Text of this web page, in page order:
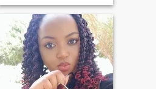
ihnen sprichst, geht dein
Stress runter? Geht deine
Angst nach unten?
Verschwindet deine Wut?
Fühlst du dich wohl, wenn
dein Partner bei dir ist?
vergeht der Sturm in deinem
Leben langsam? Wenn ja,
dann ist das die Art von